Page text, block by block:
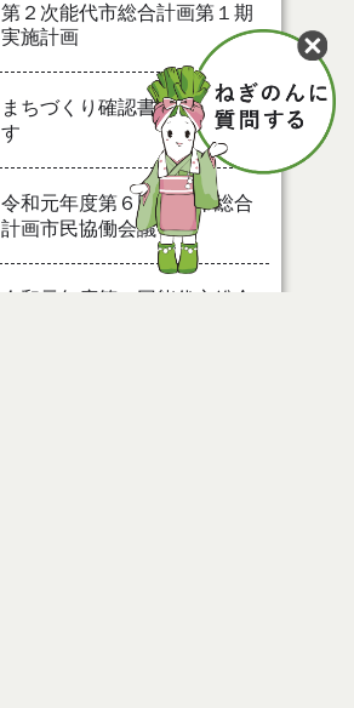
第２次能代市総合計画第１期
実施計画
まちづくり確認書を公表しま
す
令和元年度第６回能代市総合
計画市民協働会議
令和元年度第５回能代市総合